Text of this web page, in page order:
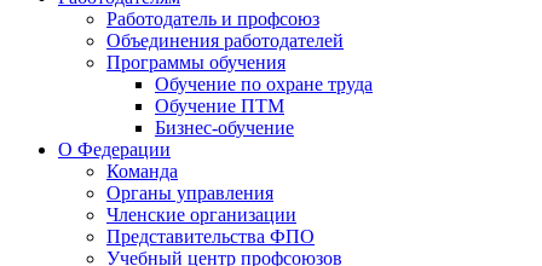
Работодатель и профсоюз
Объединения работодателей
Программы обучения
Обучение по охране труда
Обучение ПТМ
Бизнес-обучение
О Федерации
Команда
Органы управления
Членские организации
Представительства ФПО
Учебный центр профсоюзов